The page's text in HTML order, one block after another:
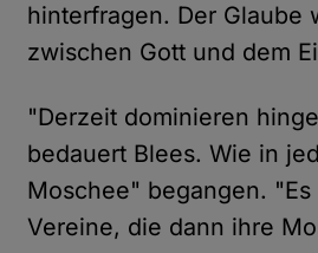
hinterfragen. Der
zwischen Gott und dem
"Derzeit dominieren
bedauert Blees. Wie in
Moschee" begangen.
Vereine, die dann ihre